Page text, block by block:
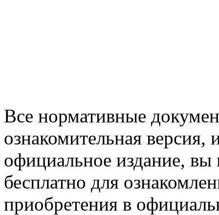
Все нормативные
ознакомительная версия,
официальное издание, вы
бесплатно для
приобретения в